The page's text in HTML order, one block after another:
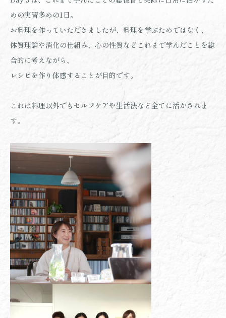
めの実習多めの1日。
お料理を作っていただきましたが、料理を学ぶためではなく、
体質理論や消化の仕組み、心の性質などこれまで学んだことを総
合的に考えながら、
レシピを作り体感することが目的です。
これは料理以外でもセルフケアや生活法など全てに活かされま
す。